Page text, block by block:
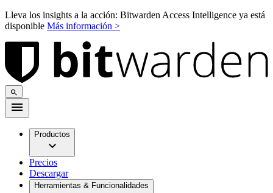
Lleva los insights a la acción: Bitwarden Access Intelligence ya está
disponible Más información >
Productos
Precios
Descargar
Herramientas & Funcionalidades